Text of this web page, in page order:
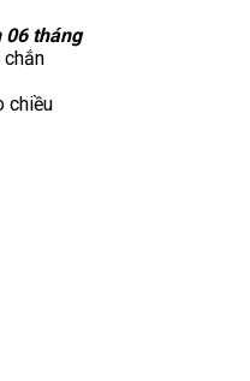
06 tháng
chiều